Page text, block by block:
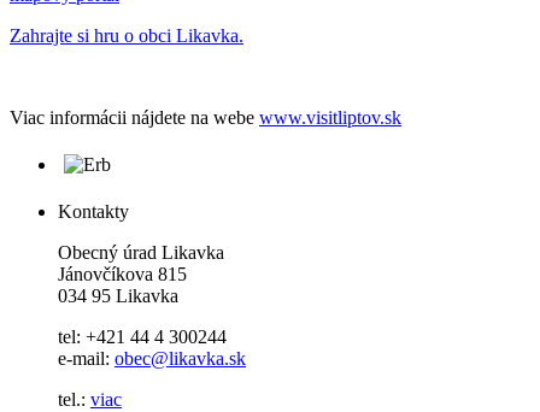
Zahrajte si hru o obci Likavka.
Viac informácii nájdete na webe www.visitliptov.sk
Kontakty
Obecný úrad Likavka
Jánovčíkova 815
034 95 Likavka
tel: +421 44 4 300244
e-mail: obec@likavka.sk
tel.: viac